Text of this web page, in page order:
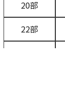
20
22